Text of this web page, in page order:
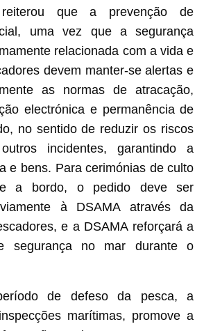
que a prevenção de
uma vez que a segurança
relacionada com a vida e
devem manter-se alertas e
as normas de atracação,
electrónica e permanência de
no sentido de reduzir os riscos
incidentes, garantindo a
e bens. Para cerimónias de culto
a bordo, o pedido deve ser
à DSAMA através da
e a DSAMA reforçará a
segurança no mar durante o
de defeso da pesca, a
marítimas, promove a